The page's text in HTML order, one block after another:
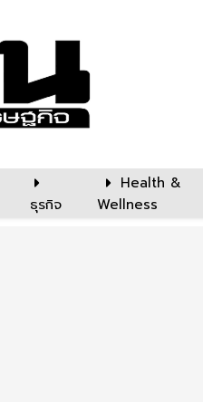
ธุรกิจ
Health &
Wellness